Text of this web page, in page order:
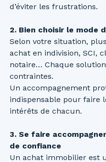
d’éviter les frustrations.
2. Bien choisir le mode
Selon votre situation,
achat en indivision, SCI,
notaire… Chaque
contraintes.
Un accompagnement
indispensable pour faire
intérêts de chacun.
3. Se faire
de confiance
Un achat immobilier est